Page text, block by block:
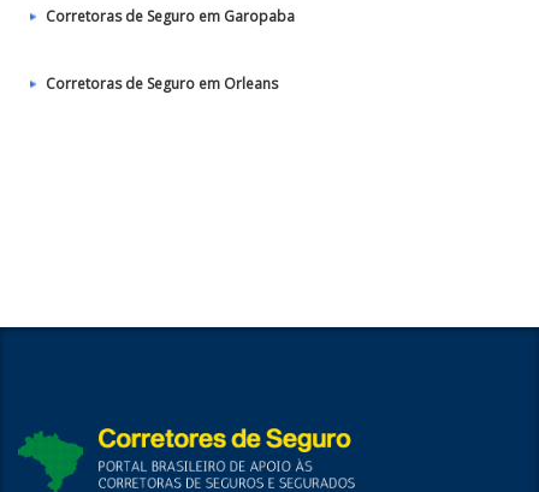
Corretoras de Seguro em Garopaba
Corretoras de Seguro em Orleans